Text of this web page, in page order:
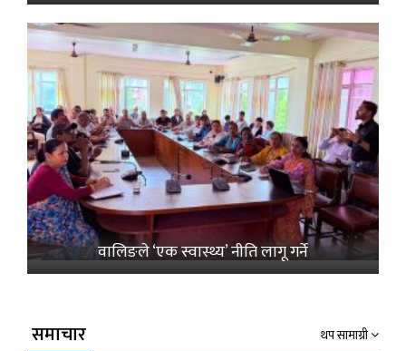
वालिङले ‘एक स्वास्थ्य’ नीति लागू गर्ने
समाचार थप सामाग्री